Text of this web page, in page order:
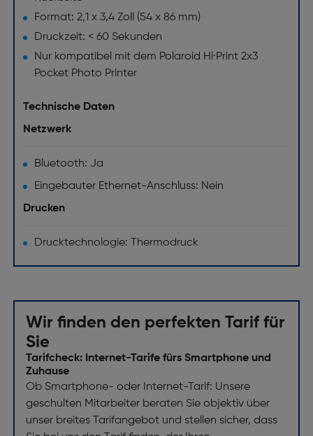
Format: 2,1 x 3,4 Zoll (54 x 86 mm)
Druckzeit: < 60 Sekunden
Nur kompatibel mit dem Polaroid Hi·Print 2x3
Pocket Photo Printer
Technische Daten
Netzwerk
Bluetooth: Ja
Eingebauter Ethernet-Anschluss: Nein
Drucken
Drucktechnologie: Thermodruck
Wir finden den perfekten Tarif für
Sie
Tarifcheck: Internet-Tarife fürs Smartphone und
Zuhause
Ob Smartphone- oder Internet-Tarif: Unsere
geschulten Mitarbeiter beraten Sie objektiv über
unser breites Tarifangebot und stellen sicher, dass